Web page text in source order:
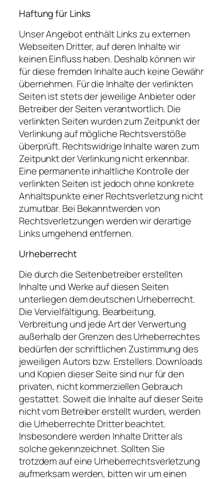
Haftung für Links
Unser Angebot enthält Links zu externen
Webseiten Dritter, auf deren Inhalte wir
keinen Einfluss haben. Deshalb können wir
für diese fremden Inhalte auch keine Gewähr
übernehmen. Für die Inhalte der verlinkten
Seiten ist stets der jeweilige Anbieter oder
Betreiber der Seiten verantwortlich. Die
verlinkten Seiten wurden zum Zeitpunkt der
Verlinkung auf mögliche Rechtsverstöße
überprüft. Rechtswidrige Inhalte waren zum
Zeitpunkt der Verlinkung nicht erkennbar.
Eine permanente inhaltliche Kontrolle der
verlinkten Seiten ist jedoch ohne konkrete
Anhaltspunkte einer Rechtsverletzung nicht
zumutbar. Bei Bekanntwerden von
Rechtsverletzungen werden wir derartige
Links umgehend entfernen.
Urheberrecht
Die durch die Seitenbetreiber erstellten
Inhalte und Werke auf diesen Seiten
unterliegen dem deutschen Urheberrecht.
Die Vervielfältigung, Bearbeitung,
Verbreitung und jede Art der Verwertung
außerhalb der Grenzen des Urheberrechtes
bedürfen der schriftlichen Zustimmung des
jeweiligen Autors bzw. Erstellers. Downloads
und Kopien dieser Seite sind nur für den
privaten, nicht kommerziellen Gebrauch
gestattet. Soweit die Inhalte auf dieser Seite
nicht vom Betreiber erstellt wurden, werden
die Urheberrechte Dritter beachtet.
Insbesondere werden Inhalte Dritter als
solche gekennzeichnet. Sollten Sie
trotzdem auf eine Urheberrechtsverletzung
aufmerksam werden, bitten wir um einen